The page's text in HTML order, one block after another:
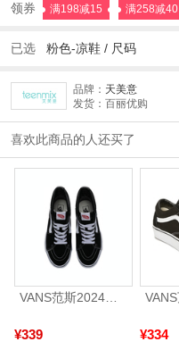
领券 满198减15 满258减40
已选 粉色-凉鞋 / 尺码
品牌： 天美意
发货：百丽优购
喜欢此商品的人还买了
VANS范斯2024中性SK8-HiCL帆布鞋/硫化鞋VN000D5IB8C
¥339 ¥334